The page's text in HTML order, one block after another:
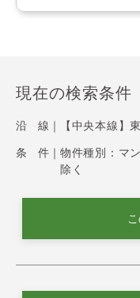
現在の検索条件
沿 線｜ 【中央本線】
条 件｜ 物件種別：マ
除く